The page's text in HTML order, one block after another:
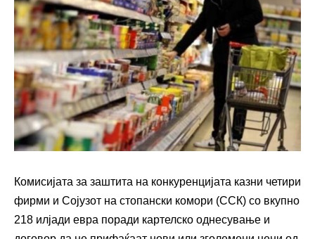
Комисијата за заштита на конкуренцијата казни четири
фирми и Сојузот на стопански комори (ССК) со вкупно
218 илјади евра поради картелско однесување и